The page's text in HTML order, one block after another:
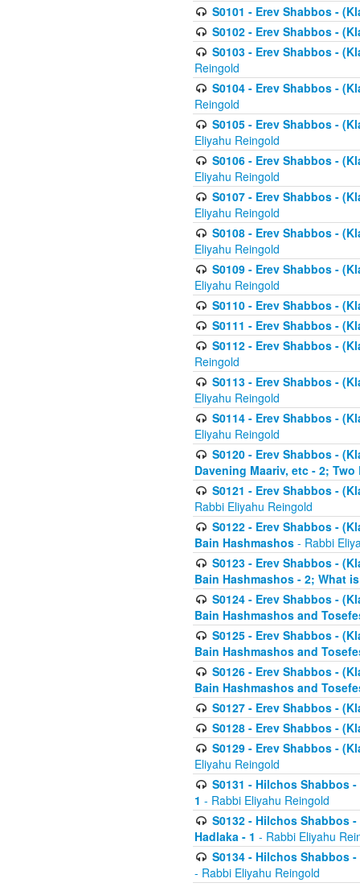
S0101 - Erev Shabbos -
S0102 - Erev Shabbos -
S0103 - Erev Shabbos -
Reingold
S0104 - Erev Shabbos -
Reingold
S0105 - Erev Shabbos -
Eliyahu Reingold
S0106 - Erev Shabbos -
Eliyahu Reingold
S0107 - Erev Shabbos -
Eliyahu Reingold
S0108 - Erev Shabbos -
Eliyahu Reingold
S0109 - Erev Shabbos -
Eliyahu Reingold
S0110 - Erev Shabbos -
S0111 - Erev Shabbos -
S0112 - Erev Shabbos -
Reingold
S0113 - Erev Shabbos -
Eliyahu Reingold
S0114 - Erev Shabbos -
Eliyahu Reingold
S0120 - Erev Shabbos -
Davening Maariv, etc - 2;
S0121 - Erev Shabbos -
Rabbi Eliyahu Reingold
S0122 - Erev Shabbos -
Bain Hashmashos - Rabbi
S0123 - Erev Shabbos -
Bain Hashmashos - 2; What
S0124 - Erev Shabbos -
Bain Hashmashos and
S0125 - Erev Shabbos -
Bain Hashmashos and
S0126 - Erev Shabbos -
Bain Hashmashos and
S0127 - Erev Shabbos -
S0128 - Erev Shabbos -
S0129 - Erev Shabbos -
Eliyahu Reingold
S0131 - Hilchos Shabbos
1 - Rabbi Eliyahu Reingold
S0132 - Hilchos Shabbos
Hadlaka - 1 - Rabbi Eliyahu
S0134 - Hilchos Shabbos
- Rabbi Eliyahu Reingold